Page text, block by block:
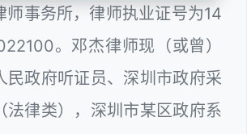
师事务所，律师执业证号为14
。邓杰律师现（或曾）
民政府听证员、深圳市政府采
法律类），深圳市某区政府系